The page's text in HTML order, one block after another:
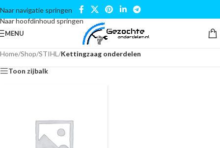
Naar navigatie springen
Naar hoofdinhoud springen
MENU
Home/Shop/STIHL /Kettingzaag onderdelen
Toon zijbalk